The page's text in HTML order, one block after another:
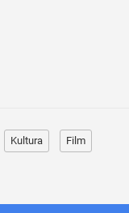
Kultura Film